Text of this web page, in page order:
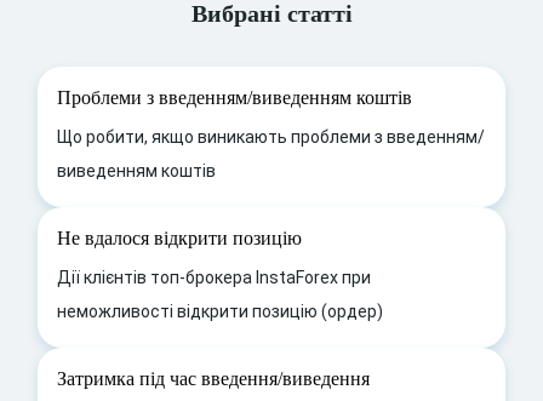
Вибрані статті
Проблеми з введенням/виведенням коштів
Що робити, якщо виникають проблеми з введенням/
виведенням коштів
Не вдалося відкрити позицію
Дії клієнтів топ-брокера InstaForex при
неможливості відкрити позицію (ордер)
Затримка під час введення/виведення